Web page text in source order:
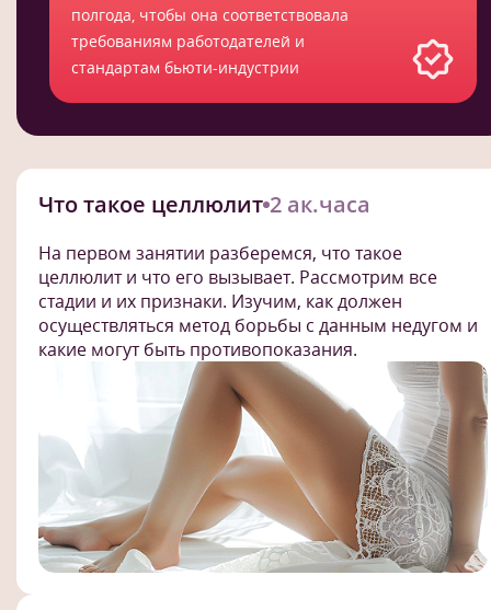
полгода, чтобы она соответствовала
требованиям работодателей и
стандартам бьюти-индустрии
Что такое целлюлит 2 ак.часа
На первом занятии разберемся, что такое
целлюлит и что его вызывает. Рассмотрим все
стадии и их признаки. Изучим, как должен
осуществляться метод борьбы с данным недугом и
какие могут быть противопоказания.